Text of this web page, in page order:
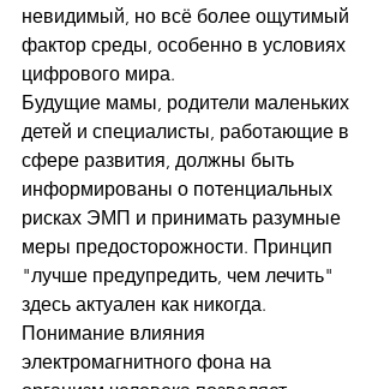
невидимый, но всё более ощутимый
фактор среды, особенно в условиях
цифрового мира.
Будущие мамы, родители маленьких
детей и специалисты, работающие в
сфере развития, должны быть
информированы о потенциальных
рисках ЭМП и принимать разумные
меры предосторожности. Принцип
"лучше предупредить, чем лечить"
здесь актуален как никогда.
Понимание влияния
электромагнитного фона на